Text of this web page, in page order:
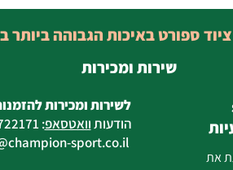
לשירות ומכירות
הודעותוואטסאפ:
ilan
sport.co.il
את
שירות ומכירות
ציוד ספורט באיכות הגבוהה